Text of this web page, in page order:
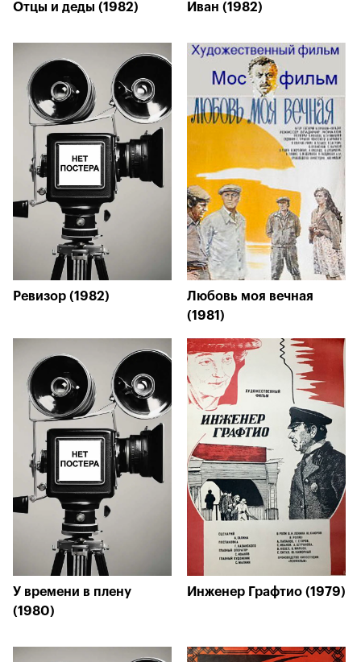
Отцы и деды (1982) Иван (1982)
Ревизор (1982)
Любовь моя вечная
(1981)
У времени в плену
(1980)
Инженер Графтио (1979)